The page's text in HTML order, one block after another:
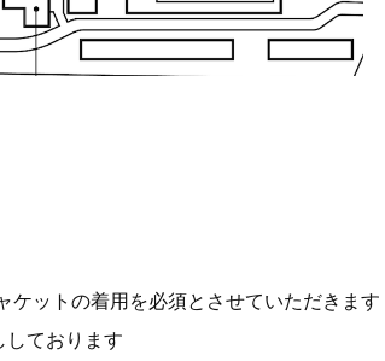
ケットの着用を必須とさせていただきます
しております